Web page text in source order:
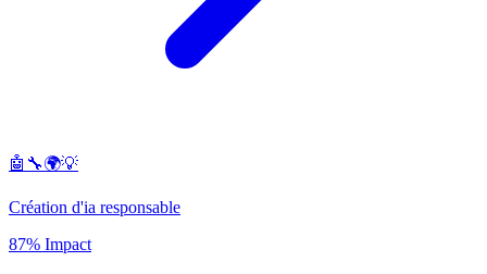
🤖🔧🌍💡
Création d'ia responsable
87% Impact